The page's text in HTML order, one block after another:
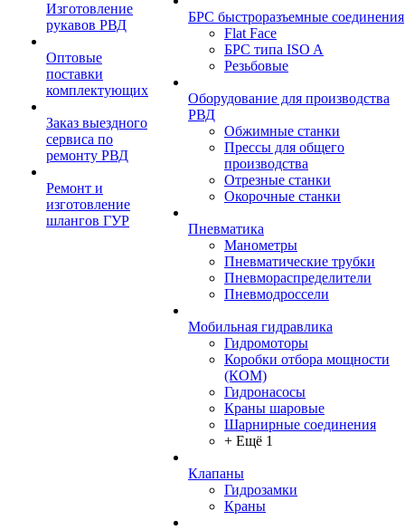
Изготовление
рукавов РВД
Оптовые
поставки
комплектующих
Заказ выездного
сервиса по
ремонту РВД
Ремонт и
изготовление
шлангов ГУР
БРС быстроразъемные соединения
Flat Face
БРС типа ISO A
Резьбовые
Оборудование для производства
РВД
Обжимные станки
Прессы для общего
производства
Отрезные станки
Окорочные станки
Пневматика
Манометры
Пневматические трубки
Пневмораспределители
Пневмодроссели
Мобильная гидравлика
Гидромоторы
Коробки отбора мощности
(КОМ)
Гидронасосы
Краны шаровые
Шарнирные соединения
+ Ещё 1
Клапаны
Гидрозамки
Краны